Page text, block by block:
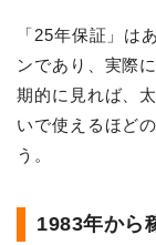
「25年保証」は
ンであり、実際
期的に見れば、
いで使えるほど
う。
1983年から